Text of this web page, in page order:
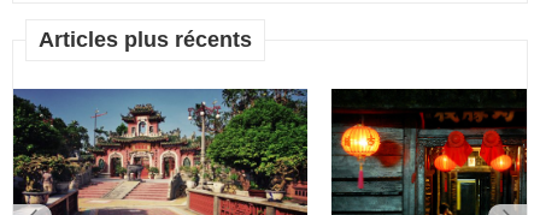
Articles plus récents